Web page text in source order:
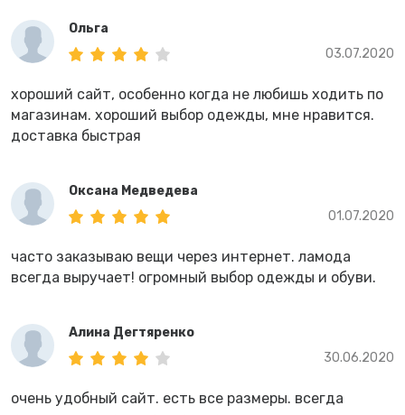
Ольга
03.07.2020
хороший сайт, особенно когда не любишь ходить по
магазинам. хороший выбор одежды, мне нравится.
доставка быстрая
Оксана Медведева
01.07.2020
часто заказываю вещи через интернет. ламода
всегда выручает! огромный выбор одежды и обуви.
Алина Дегтяренко
30.06.2020
очень удобный сайт. есть все размеры. всегда